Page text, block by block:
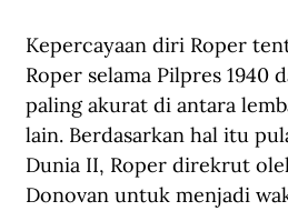
Kepercayaan diri Roper
Roper selama Pilpres 1940
paling akurat di antara
lain. Berdasarkan hal itu
Dunia II, Roper direkrut
Donovan untuk menjadi